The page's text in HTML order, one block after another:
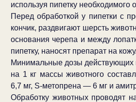
используя пипетку необходимого
Перед обработкой у пипетки с
кончик, раздвигают шерсть
основания черепа и между
пипетку, наносят препарат на кожу.
Минимальные дозы действующих
на 1 кг массы животного
6,7 мг, S-метопрена — 6 мг и
Обработку животных проводят